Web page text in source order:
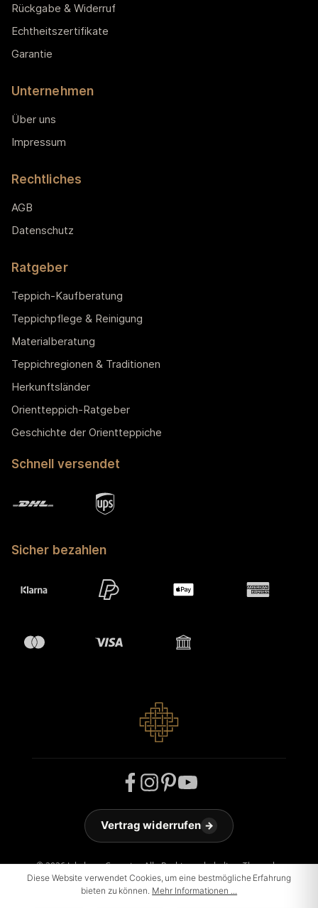
Rückgabe & Widerruf
Echtheitszertifikate
Garantie
Unternehmen
Über uns
Impressum
Rechtliches
AGB
Datenschutz
Ratgeber
Teppich-Kaufberatung
Teppichpflege & Reinigung
Materialberatung
Teppichregionen & Traditionen
Herkunftsländer
Orientteppich-Ratgeber
Geschichte der Orientteppiche
Schnell versendet
Sicher bezahlen
© 2026 Jakobson Carpets - Alle Rechte vorbehalten. Theme by
ThemeWare®
Vertrag widerrufen →
Diese Website verwendet Cookies, um eine bestmögliche Erfahrung
bieten zu können. Mehr Informationen ...